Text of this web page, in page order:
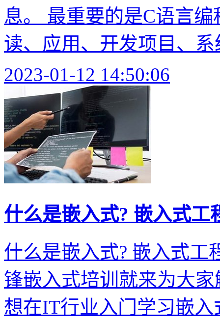
息。 最重要的是C语言
读、应用、开发项目、
2023-01-12 14:50:06
什么是嵌入式? 嵌入式工
什么是嵌入式? 嵌入式工
锋嵌入式培训就来为大
想在IT行业入门学习嵌